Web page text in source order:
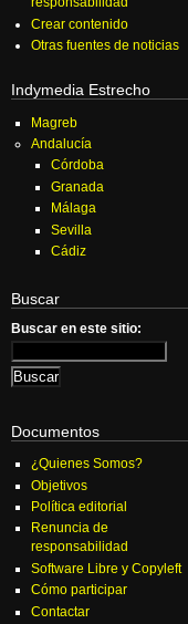
Crear contenido
Otras fuentes de noticias
Indymedia Estrecho
Magreb
Andalucía
Córdoba
Granada
Málaga
Sevilla
Cádiz
Buscar
Buscar en este sitio:
Documentos
¿Quienes Somos?
Objetivos
Política editorial
Renuncia de
responsabilidad
Software Libre y Copyleft
Cómo participar
Contactar